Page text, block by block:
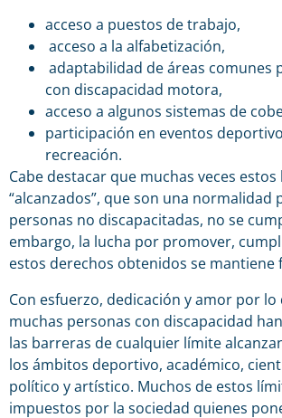
acceso a puestos de trabajo,
acceso a la alfabetización,
adaptabilidad de áreas comunes
con discapacidad motora,
acceso a algunos sistemas de
participación en eventos
recreación.
Cabe destacar que muchas veces estos
“alcanzados”, que son una normalidad
personas no discapacitadas, no se
embargo, la lucha por promover,
estos derechos obtenidos se mantiene
Con esfuerzo, dedicación y amor por lo
muchas personas con discapacidad
las barreras de cualquier límite
los ámbitos deportivo, académico,
político y artístico. Muchos de estos
impuestos por la sociedad quienes